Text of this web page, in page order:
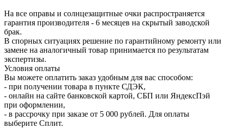
На все оправы и солнцезащитные очки распространяется
гарантия производителя - 6 месяцев на скрытый заводской
брак.
В спорных ситуациях решение по гарантийному ремонту или
замене на аналогичный товар принимается по результатам
экспертизы.
Условия оплаты
Вы можете оплатить заказ удобным для вас способом:
- при получении товара в пункте СДЭК,
- онлайн на сайте банковской картой, СБП или ЯндексПэй
при оформлении,
- в рассрочку при заказе от 5 000 рублей. Для оплаты
выберите Сплит.